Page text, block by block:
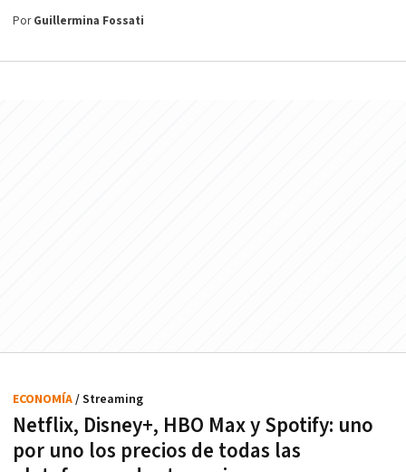
PorGuillermina Fossati
Netflix, Disney+, HBO Max y Spotify: uno
por uno los precios de todas las
ECONOMÍA/ Streaming